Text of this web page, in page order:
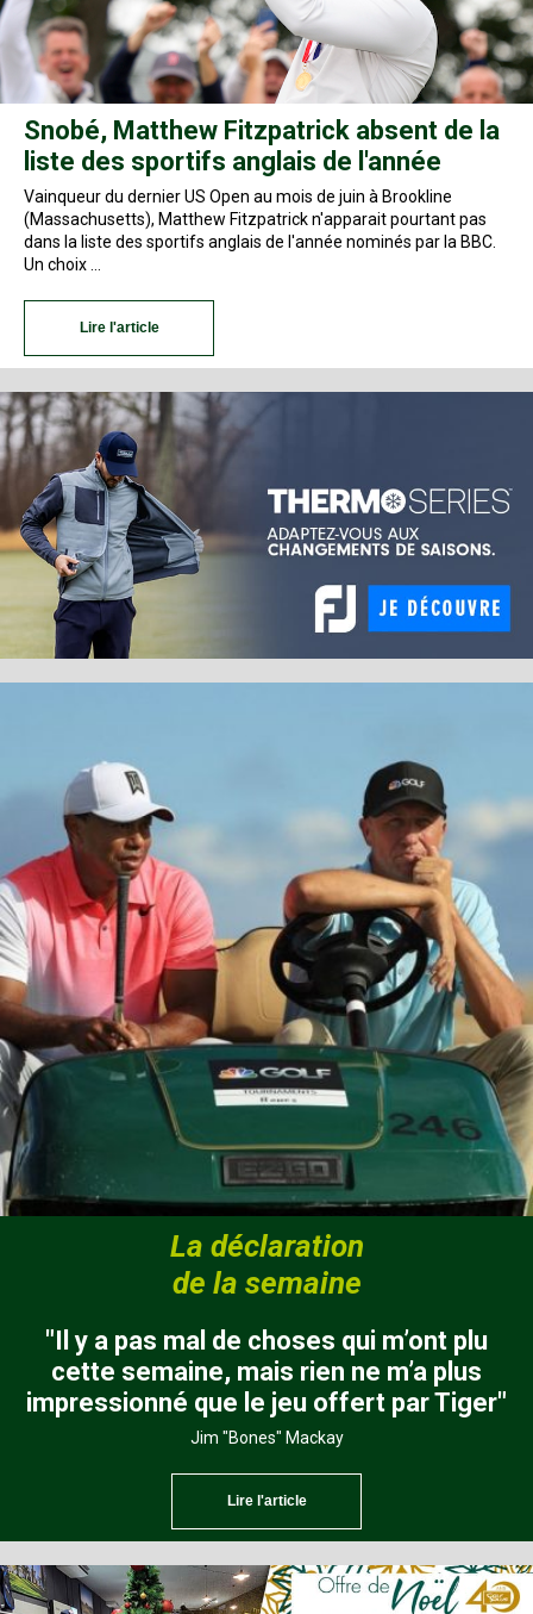
Snobé, Matthew Fitzpatrick absent de la
liste des sportifs anglais de l'année
Vainqueur du dernier US Open au mois de juin à Brookline
(Massachusetts), Matthew Fitzpatrick n'apparait pourtant pas
dans la liste des sportifs anglais de l'année nominés par la BBC.
Un choix …
Lire l'article
La déclaration
de la semaine
"Il y a pas mal de choses qui m’ont plu
cette semaine, mais rien ne m’a plus
impressionné que le jeu offert par Tiger"
Jim "Bones" Mackay
Lire l'article